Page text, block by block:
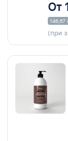
От
146,67
(при